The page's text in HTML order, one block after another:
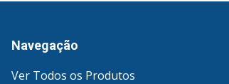
Navegação
Ver Todos os Produtos